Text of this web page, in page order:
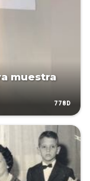
muestra
778D